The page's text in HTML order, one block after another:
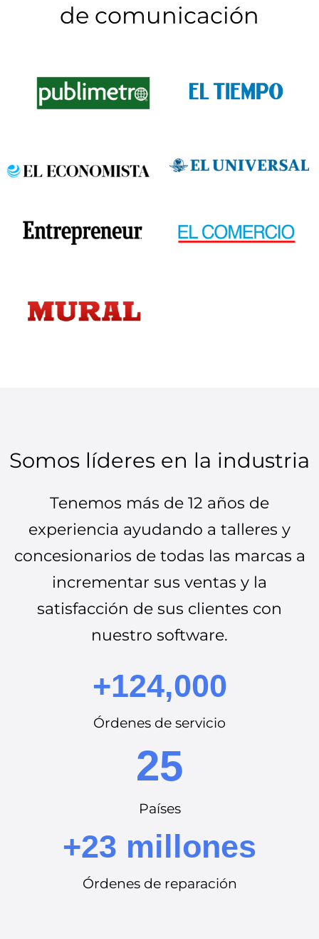
de comunicación
Somos líderes en la industria
Tenemos más de 12 años de
experiencia ayudando a talleres y
concesionarios de todas las marcas a
incrementar sus ventas y la
satisfacción de sus clientes con
nuestro software.
+124,000
Órdenes de servicio
25
Países
+23 millones
Órdenes de reparación